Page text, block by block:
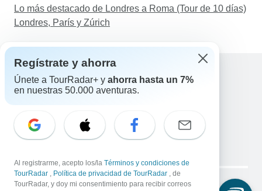
Lo más destacado de Londres a Roma (Tour de 10 días)
Londres, París y Zúrich
Ayuda
Correo electrónico: support@tourradar.com
Selecciona el idioma
Copyright © TourRadar. Todos los derechos reservados.
Aviso legal Política de privacidad Cookies
Regístrate y ahorra
Únete a TourRadar+ y ahorra hasta un 7%
en nuestras 50.000 aventuras.
Al registrarme, acepto los/la Términos y condiciones de
TourRadar , Política de privacidad de TourRadar , de
TourRadar, y doy mi consentimiento para recibir correos